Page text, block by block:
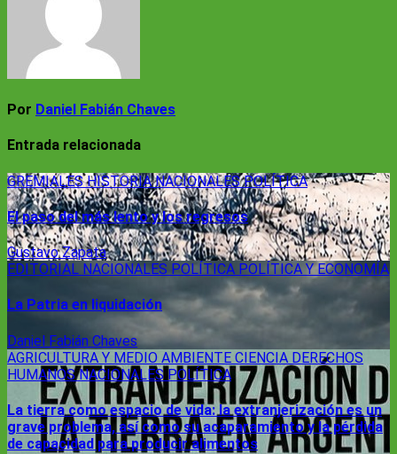
Por Daniel Fabián Chaves
Entrada relacionada
GREMIALESHISTORIANACIONALESPOLÍTICA
El paso del más lento y los regresos
Gustavo Zapata
EDITORIAL NACIONALES POLÍTICA POLÍTICA Y ECONOMÍA
La Patria en liquidación
Daniel Fabián Chaves
AGRICULTURA Y MEDIO AMBIENTE CIENCIA DERECHOS
HUMANOSNACIONALES POLÍTICA
La tierra como espacio de vida: la extranjerización es un
grave problema, así como su acaparamiento y la pérdida
de capacidad para producir alimentos